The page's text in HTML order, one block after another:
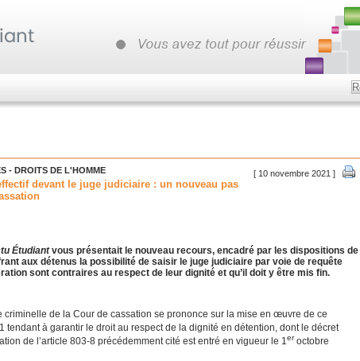
[ 10 novembre 2021 ]
- DROITS DE L'HOMME
devant le juge judiciaire : un nouveau pas
Étudiantvous présentait le nouveau recours, encadré par les dispositions de
aux détenus la possibilité de saisir le juge judiciaire par voie de requête
sont contraires au respect de leur dignité et qu’il doit y être mis fin.
de la Cour de cassation se prononce sur la mise en œuvre de ce
tendant à garantir le droit au respect de la dignité en détention, dont le décret
de l’article 803-8 précédemment cité est entré en vigueur le 1er octobre